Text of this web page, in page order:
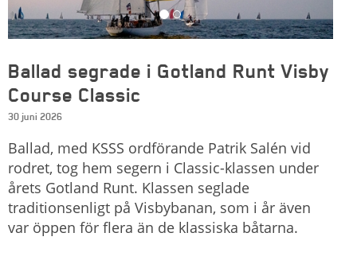
Ballad segrade i Gotland Runt Visby
Course Classic
30 juni 2026
Ballad, med KSSS ordförande Patrik Salén vid
rodret, tog hem segern i Classic-klassen under
årets Gotland Runt. Klassen seglade
traditionsenligt på Visbybanan, som i år även
var öppen för flera än de klassiska båtarna.